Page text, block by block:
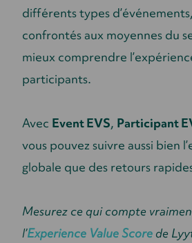
différents types
confrontés aux moyennes du
mieux comprendre
participants.
Avec Event EVS, Participant
vous pouvez suivre aussi bien
globale que des retours
Mesurez ce qui compte
l’Experience Value Score de